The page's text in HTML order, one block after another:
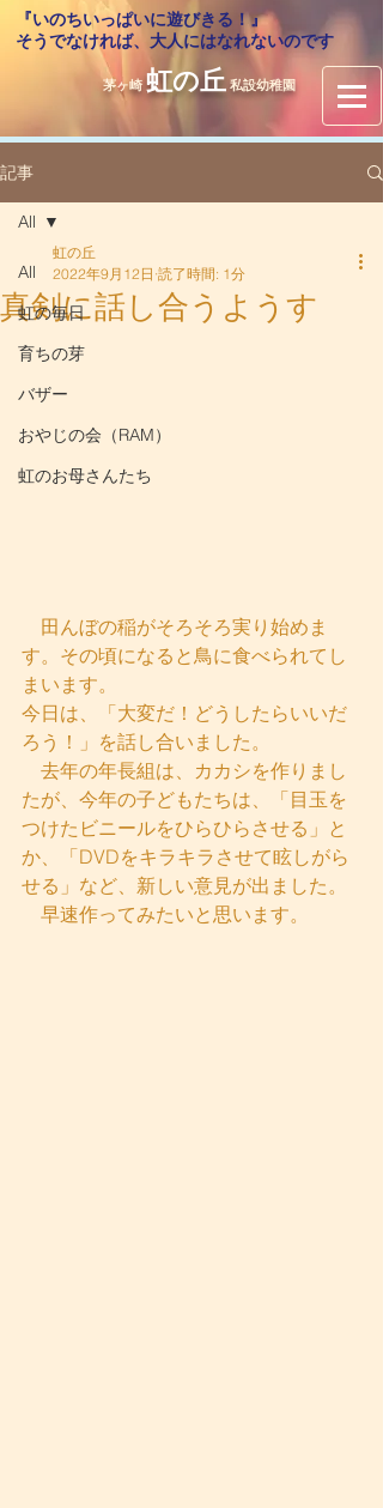
『いのちいっぱいに遊びきる！』
​そうでなければ、大人にはなれないのです
茅ヶ崎 虹の丘 私設幼稚園
記事
All
虹の毎日
育ちの芽
バザー
おやじの会（RAM）
虹のお母さんたち
All
真剣に話し合うようす
虹の丘
2022年9月12日 読了時間: 1分
田んぼの稲がそろそろ実り始めま
す。その頃になると鳥に食べられてし
まいます。
今日は、「大変だ！どうしたらいいだ
ろう！」を話し合いました。
去年の年長組は、カカシを作りまし
たが、今年の子どもたちは、「目玉を
つけたビニールをひらひらさせる」と
か、「DVDをキラキラさせて眩しがら
せる」など、新しい意見が出ました。
早速作ってみたいと思います。